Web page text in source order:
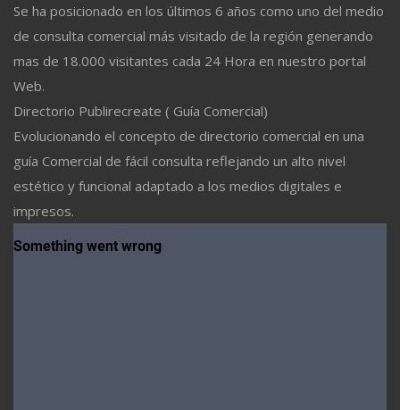
Se ha posicionado en los últimos 6 años como uno del medio
de consulta comercial más visitado de la región generando
mas de 18.000 visitantes cada 24 Hora en nuestro portal
Web.
Directorio Publirecreate ( Guía Comercial)
Evolucionando el concepto de directorio comercial en una
guía Comercial de fácil consulta reflejando un alto nivel
estético y funcional adaptado a los medios digitales e
impresos.